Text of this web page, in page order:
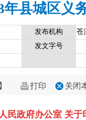
年县城区义
发布机构 苍
发文字号
】 打印 关闭
民政府办公室 关